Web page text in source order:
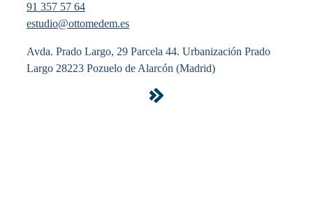
91 357 57 64
estudio@ottomedem.es
Avda. Prado Largo, 29 Parcela 44. Urbanización Prado
Largo 28223 Pozuelo de Alarcón (Madrid)